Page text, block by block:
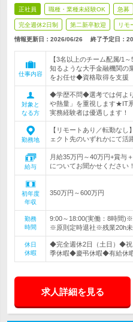
正社員 職種・業種未経験OK 急募
完全週休2日制 第二新卒歓迎 リモ
情報更新日：2026/06/26 終了予定日：
仕事内容
【3名以上のチーム配属/1
知るような大手金融機関の
をお任せ◆資格取得を支援
対象と
なる方
◆学歴不問◆選考では何よ
や熱量」を重視します★IT
実務経験者は優遇します！
勤務地
【リモートあり／転勤な
ェクト先のいずれかにて活
給与
月給35万円～40万円+賞与
についてお聞かせください
初年度
年収
350万円～600万円
勤務
時間
9:00～18:00(実働：8時間)※
※原則定時退社※残業20h未
休日
休暇
◆完全週休2日（土日）◆
季休暇◆慶弔休暇◆有給休
求人詳細を見る